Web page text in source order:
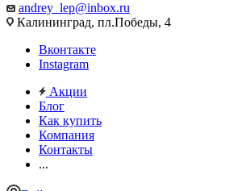
andrey_lep@inbox.ru
Калининград, пл.Победы, 4
Вконтакте
Instagram
Акции
Блог
Как купить
Компания
Контакты
...